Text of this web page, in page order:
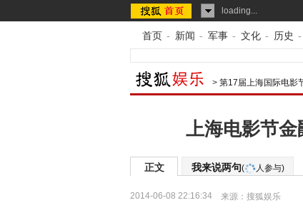
loading...
首页 - 新闻 - 军事 - 文化 - 历史 -
> 第17届上海国际电影
上海电影节金
正文 我来说两句( 人参与)
2014-06-08 22:16:34 来源： 搜狐娱乐